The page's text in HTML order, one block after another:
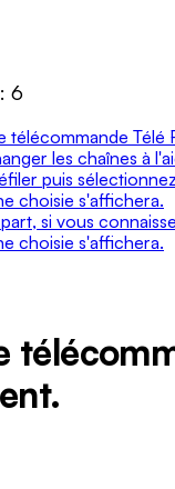
6
télécommande Télé
les chaînes à
puis
choisie s'affichera.
si vous
choisie s'affichera.